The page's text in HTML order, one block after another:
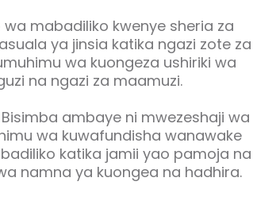
mabadiliko kwenye sheria za
ya jinsia katika ngazi zote za
wa kuongeza ushiriki wa
na ngazi za maamuzi.
ambaye ni mwezeshaji wa
wa kuwafundisha wanawake
katika jamii yao pamoja na
namna ya kuongea na hadhira.